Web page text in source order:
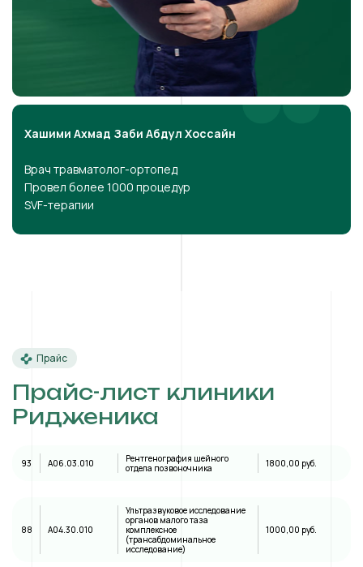
Хашими Ахмад Заби Абдул Хоссайн
Врач травматолог-ортопед
Провел более 1000 процедур
SVF-терапии
Прайс
Прайс-лист клиники
Ридженика
93 A06.03.010
Рентгенография шейного
отдела позвоночника
1800,00 руб.
88 А04.30.010
Ультразвуковое исследование
органов малого таза
комплексное
(трансабдоминальное
исследование)
1000,00 руб.